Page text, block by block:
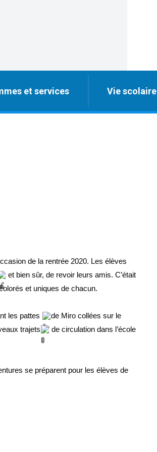
et services Vie scolaire
de la rentrée 2020. Les élèves
et bien sûr, de revoir leurs amis. C’était
et uniques de chacun.
les pattes
de Miro collées sur le
trajets
de circulation dans l’école
se préparent pour les élèves de